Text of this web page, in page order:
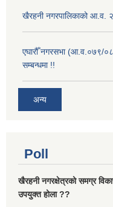
खैरहनी नगरपालिकाको आ.व.
एघारौँ नगरसभा (आ.व.०७९/
सम्बन्धमा !!
अन्य
Poll
खैरहनी नगरक्षेत्रको समग्र
उपयुक्त होला ??